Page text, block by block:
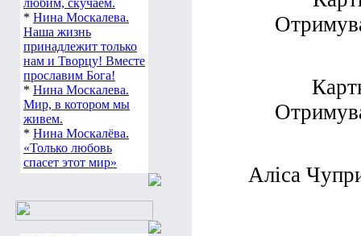
любим, скучаем.
* Нина Москалева.
Наша жизнь
принадлежит только
нам и Творцу! Вместе
прославим Бога!
* Нина Москалева.
Мир, в котором мы
живем.
* Нина Москалёва.
«Только любовь
спасет этот мир»
Аліса